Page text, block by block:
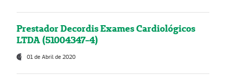
Prestador Decordis Exames Cardiológicos
LTDA (51004347-4)
01 de Abril de 2020